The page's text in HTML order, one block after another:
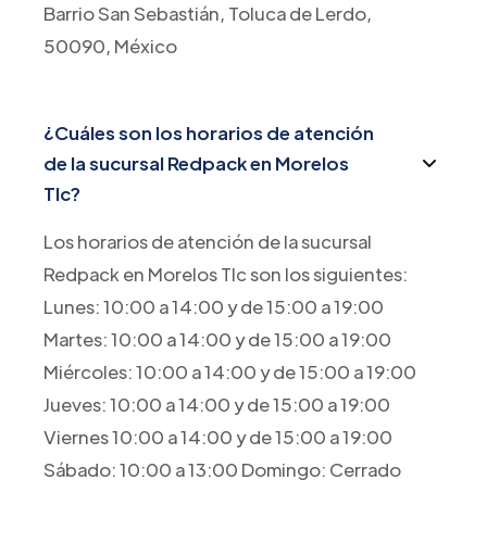
Barrio San Sebastián, Toluca de Lerdo,
50090, México
¿Cuáles son los horarios de atención
de la sucursal Redpack en Morelos
Tlc?
Los horarios de atención de la sucursal
Redpack en Morelos Tlc son los siguientes:
Lunes: 10:00 a 14:00 y de 15:00 a 19:00
Martes: 10:00 a 14:00 y de 15:00 a 19:00
Miércoles: 10:00 a 14:00 y de 15:00 a 19:00
Jueves: 10:00 a 14:00 y de 15:00 a 19:00
Viernes 10:00 a 14:00 y de 15:00 a 19:00
Sábado: 10:00 a 13:00 Domingo: Cerrado